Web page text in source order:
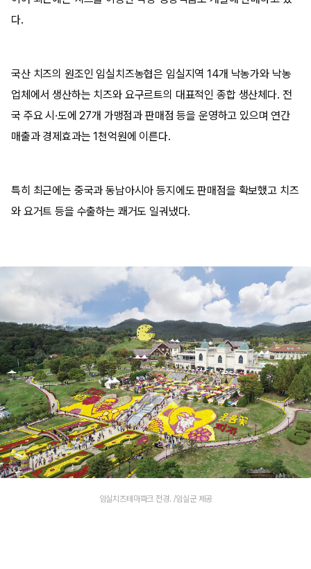
다.
국산 치즈의 원조인 임실치즈농협은 임실지역 14개 낙농가와 낙농
업체에서 생산하는 치즈와 요구르트의 대표적인 종합 생산체다. 전
국 주요 시·도에 27개 가맹점과 판매점 등을 운영하고 있으며 연간
매출과 경제효과는 1천억원에 이른다.
특히 최근에는 중국과 동남아시아 등지에도 판매점을 확보했고 치즈
와 요거트 등을 수출하는 쾌거도 일궈냈다.
임실치즈테마파크 전경. /임실군 제공